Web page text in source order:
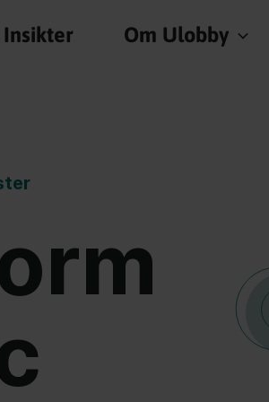
Insikter Om Ulobby
Insikter Om Ulobby